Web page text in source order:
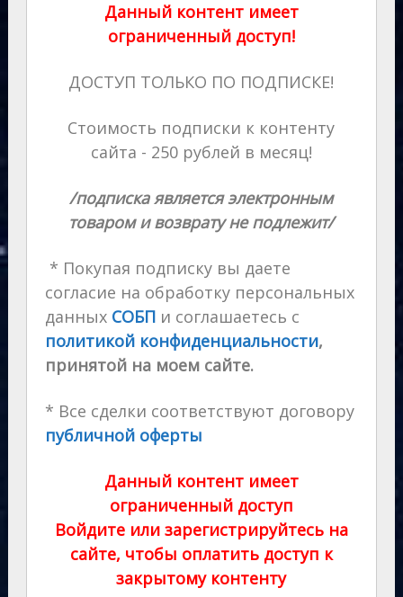
Данный контент имеет
ограниченный доступ!
ДОСТУП ТОЛЬКО ПО ПОДПИСКЕ!
Стоимость подписки к контенту
сайта - 250 рублей в месяц!
/подписка является электронным
товаром и возврату не подлежит/
* Покупая подписку вы даете
согласие на обработку персональных
данных СОБП и соглашаетесь с
политикой конфиденциальности,
принятой на моем сайте.
* Все сделки соответствуют договору
публичной оферты
Данный контент имеет
ограниченный доступ
Войдите или зарегистрируйтесь на
сайте, чтобы оплатить доступ к
закрытому контенту